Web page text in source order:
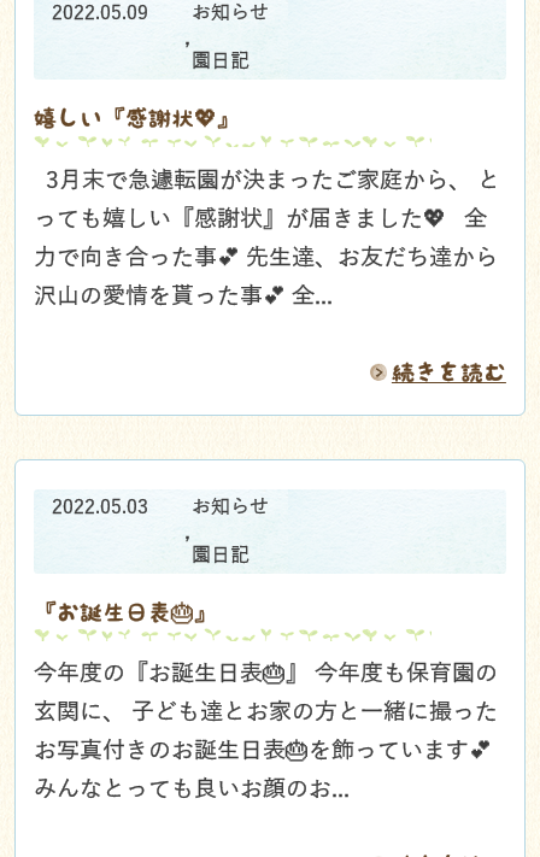
2022.05.09 お知らせ
,
園日記
嬉しい『感謝状💖』
3月末で急遽転園が決まったご家庭から、 と
っても嬉しい『感謝状』が届きました💖 全
力で向き合った事💕 先生達、お友だち達から
沢山の愛情を貰った事💕 全...
続きを読む
2022.05.03 お知らせ
,
園日記
『お誕生日表🎂』
今年度の『お誕生日表🎂』 今年度も保育園の
玄関に、 子ども達とお家の方と一緒に撮った
お写真付きのお誕生日表🎂を飾っています💕
みんなとっても良いお顔のお...